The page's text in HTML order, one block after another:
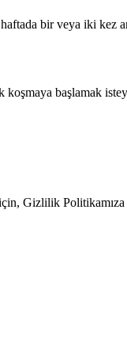
bir veya iki kez
koşmaya başlamak
Gizlilik Politikamıza